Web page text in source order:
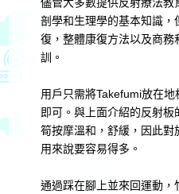
剖學和生理學的基本知識
復，整體康復方法以及商
訓。
用戶只需將Takefum​​i放在
即可。與上面介紹的反射
筍按摩溫和，舒緩，因此對
用來說要容易得多。
通過踩在腳上並來回運動，